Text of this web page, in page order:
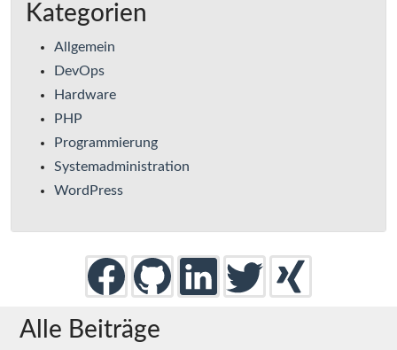
Kategorien
Allgemein
DevOps
Hardware
PHP
Programmierung
Systemadministration
WordPress
Alle Beiträge